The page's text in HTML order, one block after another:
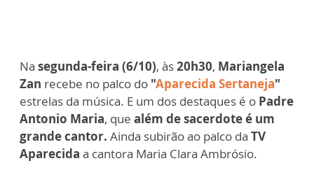
Na segunda-feira (6/10), às20h30, Mariangela
Zan recebe no palco do "Aparecida Sertaneja"
estrelas da música. E um dos destaques é o Padre
Antonio Maria, que além de sacerdote é um
grande cantor. Ainda subirão ao palco da TV
Aparecida a cantora Maria Clara Ambrósio.